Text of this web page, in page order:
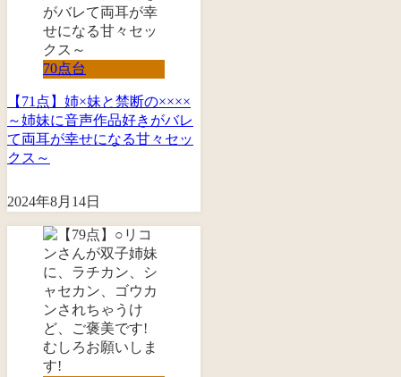
70点台
【71点】姉×妹と禁断の××××
～姉妹に音声作品好きがバレ
て両耳が幸せになる甘々セッ
クス～
2024年8月14日